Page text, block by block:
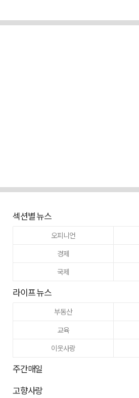
섹션별 뉴스
오피니언
경제
국제
라이프 뉴스
부동산
교육
이웃사랑
주간매일
고향사랑